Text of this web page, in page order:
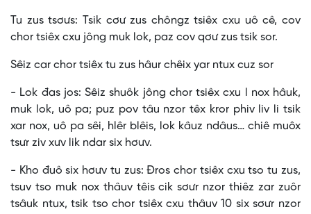
Tu zus tsơưs: Tsik cơư zus chôngz tsiêx cxu uô cê, cov
chor tsiêx cxu jông muk lok, paz cov qơư zus tsik sor.
Sêiz car chor tsiêx tu zus hâur chêix yar ntux cuz sor
- Lok đas jos: Sêiz shuôk jông chor tsiêx cxu l nox hâuk,
muk lok, uô pa; puz pov tâu nzor têx kror phiv liv li tsik
xar nox, uô pa sêi, hlêr blêis, lok kâuz ndâus… chiê muôx
tsưr ziv xưv lik ndar six hơưv.
- Kho đuô six hơưv tu zus: Đros chor tsiêx cxu tso tu zus,
tsuv tso muk nox thâuv têis cik sơưr nzor thiêz zar zuôr
tsâuk ntux, tsik tso chor tsiêx cxu thâuv 10 six sơưr nzor